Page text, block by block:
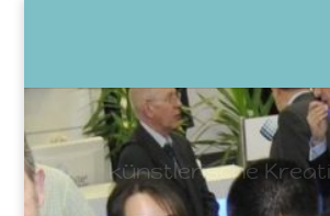
künstlerische